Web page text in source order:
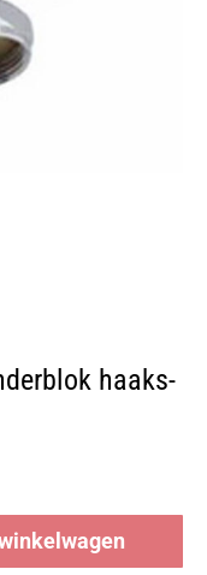
haaks-